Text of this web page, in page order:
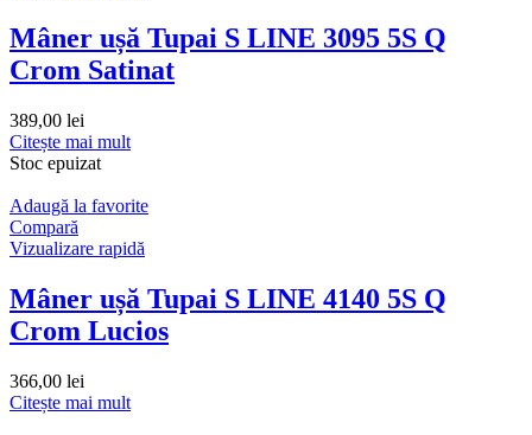
Mâner ușă Tupai S LINE 3095 5S Q
Crom Satinat
389,00 lei
Citește mai mult
Stoc epuizat
Adaugă la favorite
Compară
Vizualizare rapidă
Mâner ușă Tupai S LINE 4140 5S Q
Crom Lucios
366,00 lei
Citește mai mult